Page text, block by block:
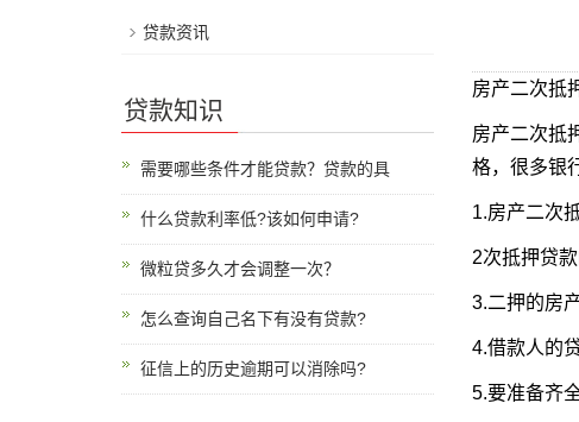
房产二次抵
房产二次抵
格，很多银
1.房产二次
2次抵押贷
3.二押的房
4.借款人的
5.要准备齐
贷款资讯
贷款知识
需要哪些条件才能贷款？贷款的具
什么贷款利率低?该如何申请?
微粒贷多久才会调整一次？
怎么查询自己名下有没有贷款?
征信上的历史逾期可以消除吗?